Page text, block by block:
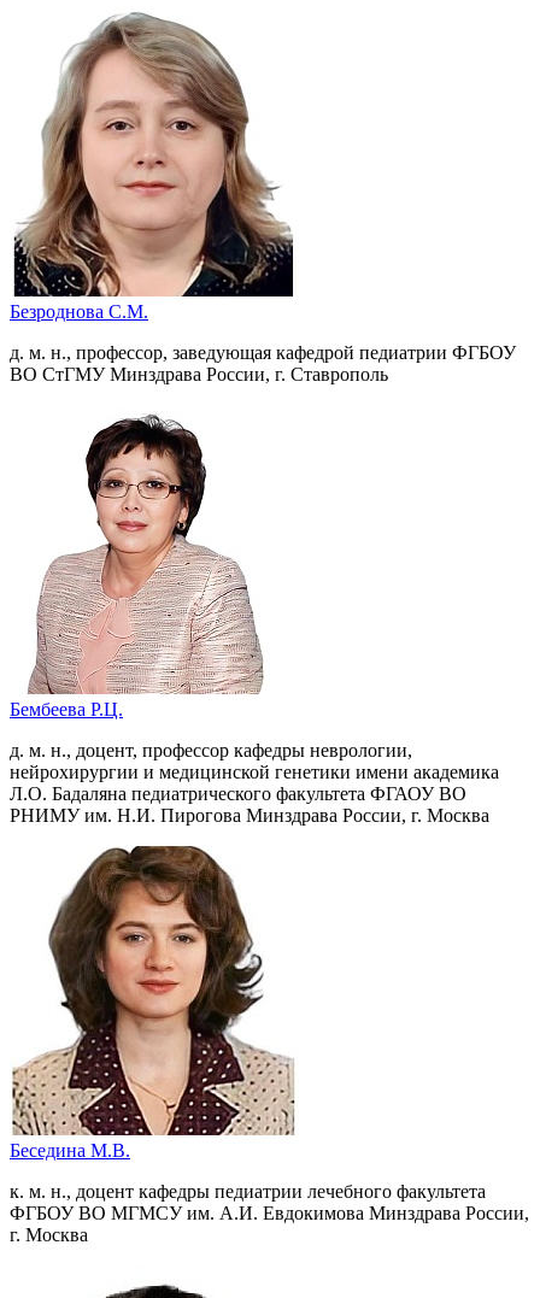
Безроднова С.М.
д. м. н., профессор, заведующая кафедрой педиатрии ФГБОУ
ВО СтГМУ Минздрава России, г. Ставрополь
Бембеева Р.Ц.
д. м. н., доцент, профессор кафедры неврологии,
нейрохирургии и медицинской генетики имени академика
Л.О. Бадаляна педиатрического факультета ФГАОУ ВО
РНИМУ им. Н.И. Пирогова Минздрава России, г. Москва
Беседина М.В.
к. м. н., доцент кафедры педиатрии лечебного факультета
ФГБОУ ВО МГМСУ им. А.И. Евдокимова Минздрава России,
г. Москва